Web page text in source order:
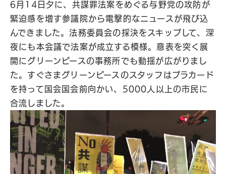
6月14日夕に、共謀罪法案をめぐる与野党の攻防が
緊迫感を増す参議院から電撃的なニュースが飛び込
んできました。法務委員会の採決をスキップして、深
夜にも本会議で法案が成立する模様。意表を突く展
開にグリーンピースの事務所でも動揺が広がりまし
た。すぐさまグリーンピースのスタッフはプラカード
を持って国会国会前向かい、5000人以上の市民に
合流しました。